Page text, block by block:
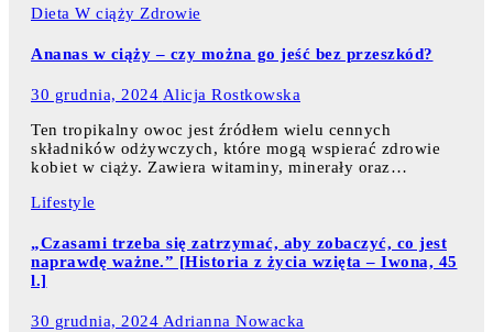
Dieta W ciąży Zdrowie
Ananas w ciąży – czy można go jeść bez przeszkód?
30 grudnia, 2024 Alicja Rostkowska
Ten tropikalny owoc jest źródłem wielu cennych
składników odżywczych, które mogą wspierać zdrowie
kobiet w ciąży. Zawiera witaminy, minerały oraz…
Lifestyle
„Czasami trzeba się zatrzymać, aby zobaczyć, co jest
naprawdę ważne.” [Historia z życia wzięta – Iwona, 45
l.]
30 grudnia, 2024 Adrianna Nowacka